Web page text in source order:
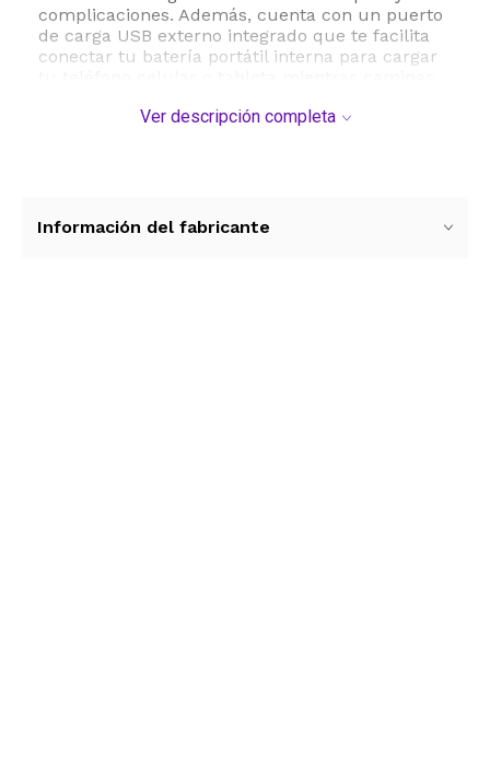
complicaciones. Además, cuenta con un puerto
de carga USB externo integrado que te facilita
conectar tu batería portátil interna para cargar
Su confección en materiales de alta resistencia
Para garantizar la máxima comodidad durante
Ver descripción completa
Información del fabricante